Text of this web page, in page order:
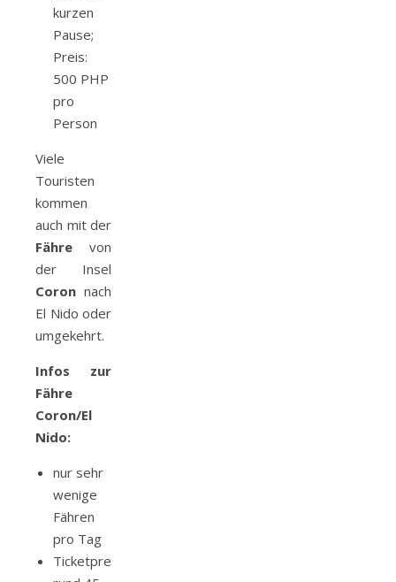
kurzen
Pause;
Preis:
500 PHP
pro
Person
Viele
Touristen
kommen
auch mit der
Fähre von
der Insel
Coron nach
El Nido oder
umgekehrt.
Infos zur
Fähre
Coron/El
Nido:
nur sehr
wenige
Fähren
pro Tag
Ticketpreis